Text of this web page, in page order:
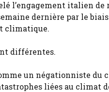
l’engagement italien de
dernière par le
climatique.
différentes.
un négationniste du
liées au climat